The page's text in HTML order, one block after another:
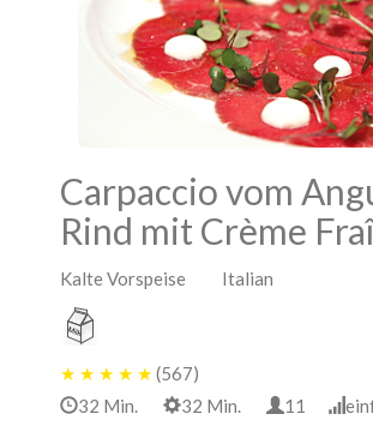
Carpaccio vom
Rind mit Crème
Kalte Vorspeise Italian
★ ★ ★ ★ ★ (567)
32 Min.
32 Min. 11